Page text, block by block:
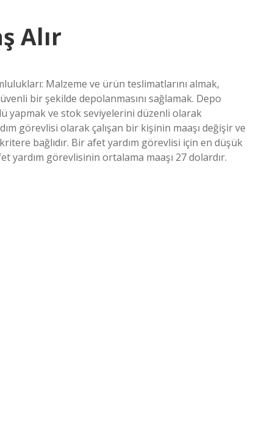
Alır
Malzeme ve ürün teslimatlarını almak,
bir şekilde depolanmasını sağlamak. Depo
yapmak ve stok seviyelerini düzenli olarak
görevlisi olarak çalışan bir kişinin maaşı değişir ve
bağlıdır. Bir afet yardım görevlisi için en düşük
yardım görevlisinin ortalama maaşı 27 dolardır.